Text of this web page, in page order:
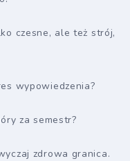
czesne, ale też strój,
wypowiedzenia?
za semestr?
zdrowa granica.